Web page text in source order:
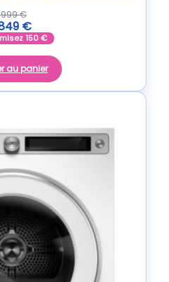
999€
€
150€
au panier